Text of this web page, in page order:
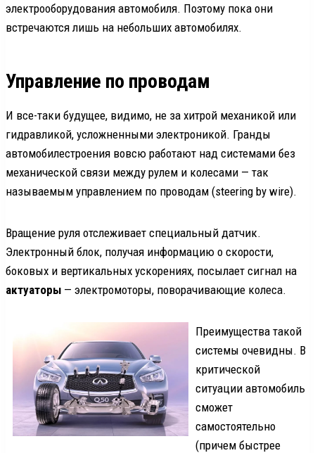
электрооборудования автомобиля. Поэтому пока они
встречаются лишь на небольших автомобилях.
Управление по проводам
И все-таки будущее, видимо, не за хитрой механикой или
гидравликой, усложненными электроникой. Гранды
автомобилестроения вовсю работают над системами без
механической связи между рулем и колесами — так
называемым управлением по проводам (steering by wire).
Вращение руля отслеживает специальный датчик.
Электронный блок, получая информацию о скорости,
боковых и вертикальных ускорениях, посылает сигнал на
актуаторы — электромоторы, поворачивающие колеса.
Преимущества такой
системы очевидны. В
критической
ситуации автомобиль
сможет
самостоятельно
(причем быстрее